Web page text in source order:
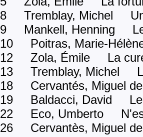
8 Tremblay, Michel Un
9 Mankell, Henning
10 Poitras, Marie-
12 Zola, Émile La
13 Tremblay, Michel La
18 Cervantés, Miguel
19 Baldacci, David Le
22 Eco, Umberto
26 Cervantès, Miguel